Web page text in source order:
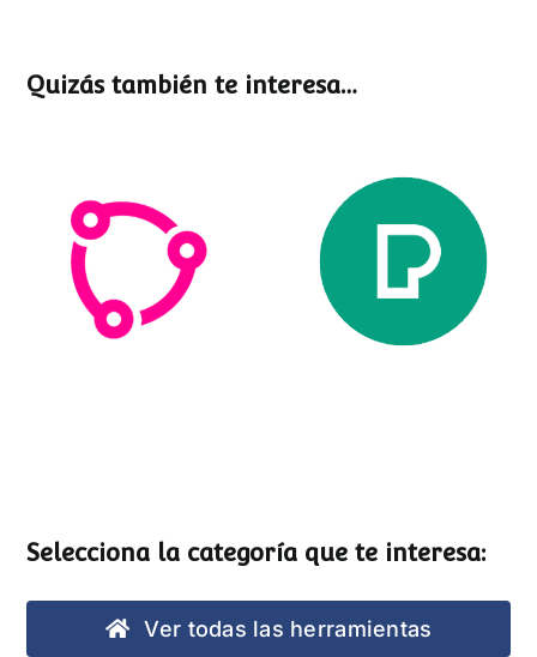
Quizás también te interesa…
Esemtia Pexels
Selecciona la categoría que te interesa:
Ver todas las herramientas